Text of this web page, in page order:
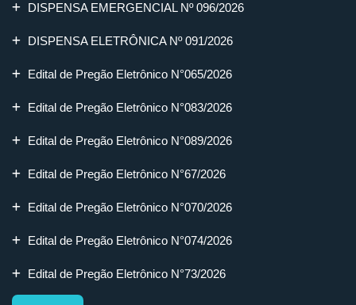
DISPENSA EMERGENCIAL Nº 096/2026
DISPENSA ELETRÔNICA Nº 091/2026
Edital de Pregão Eletrônico N°065/2026
Edital de Pregão Eletrônico N°083/2026
Edital de Pregão Eletrônico N°089/2026
Edital de Pregão Eletrônico N°67/2026
Edital de Pregão Eletrônico N°070/2026
Edital de Pregão Eletrônico N°074/2026
Edital de Pregão Eletrônico N°73/2026